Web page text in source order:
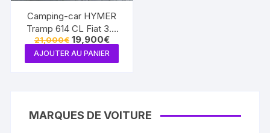
Camping-car HYMER
Tramp 614 CL Fiat 3.0
177PS (Semi-intégré)
21,000€ Le
prix
initial
était :
19,900€Le
prix
actuel
est :
AJOUTER AU PANIER
MARQUES DE VOITURE